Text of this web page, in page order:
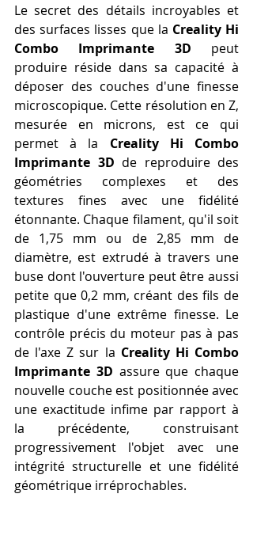
Le secret des détails incroyables et
des surfaces lisses que la Creality Hi
Combo Imprimante 3D peut
produire réside dans sa capacité à
déposer des couches d'une finesse
microscopique. Cette résolution en Z,
mesurée en microns, est ce qui
permet à la Creality Hi Combo
Imprimante 3D de reproduire des
géométries complexes et des
textures fines avec une fidélité
étonnante. Chaque filament, qu'il soit
de 1,75 mm ou de 2,85 mm de
diamètre, est extrudé à travers une
buse dont l'ouverture peut être aussi
petite que 0,2 mm, créant des fils de
plastique d'une extrême finesse. Le
contrôle précis du moteur pas à pas
de l'axe Z sur la Creality Hi Combo
Imprimante 3D assure que chaque
nouvelle couche est positionnée avec
une exactitude infime par rapport à
la précédente, construisant
progressivement l'objet avec une
intégrité structurelle et une fidélité
géométrique irréprochables.